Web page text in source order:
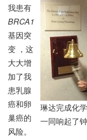
琳达完成化
一同响起了
我患有
BRCA1
基因突
变 ，这
大大增
加了我
患乳腺
癌和卵
巢癌的
风险。